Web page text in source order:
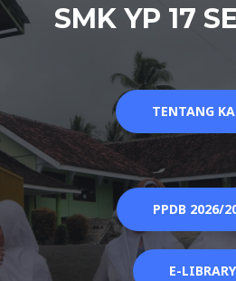
SMK YP 17
TENTANG
PPDB 2026/
E-LIBRARY